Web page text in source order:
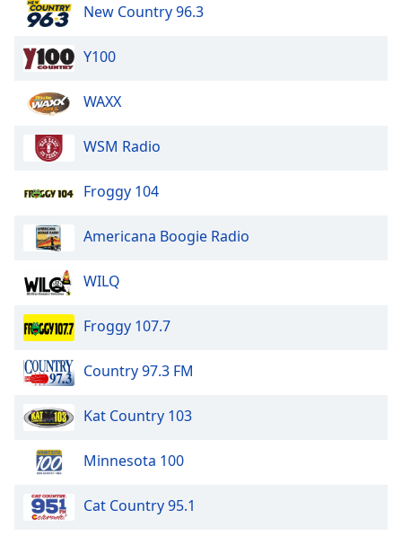
New Country 96.3
Y100
WAXX
WSM Radio
Froggy 104
Americana Boogie Radio
WILQ
Froggy 107.7
Country 97.3 FM
Kat Country 103
Minnesota 100
Cat Country 95.1